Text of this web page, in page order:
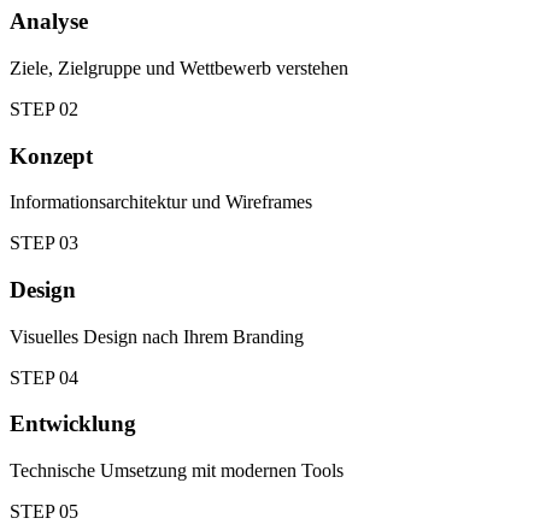
Analyse
Ziele, Zielgruppe und Wettbewerb verstehen
STEP02
Konzept
Informationsarchitektur und Wireframes
STEP03
Design
Visuelles Design nach Ihrem Branding
STEP04
Entwicklung
Technische Umsetzung mit modernen Tools
STEP05